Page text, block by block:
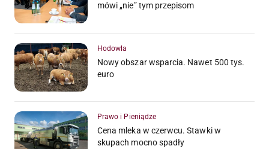
mówi „nie” tym przepisom
Hodowla
Nowy obszar wsparcia. Nawet 500 tys.
euro
Prawo i Pieniądze
Cena mleka w czerwcu. Stawki w
skupach mocno spadły